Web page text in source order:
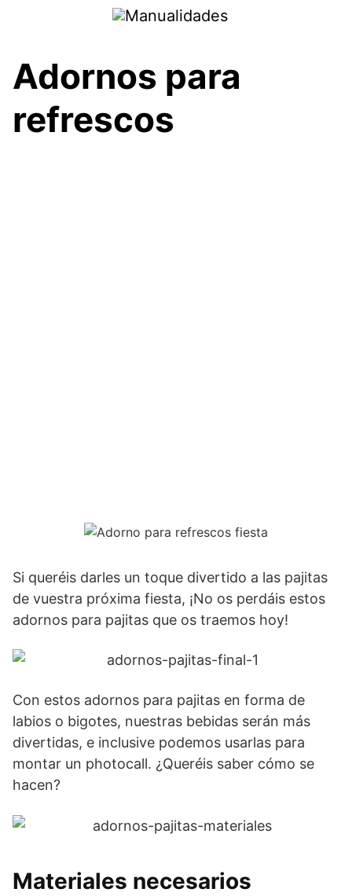
Adornos para
refrescos
Si queréis darles un toque divertido a las pajitas
de vuestra próxima fiesta, ¡No os perdáis estos
adornos para pajitas que os traemos hoy!
Con estos adornos para pajitas en forma de
labios o bigotes, nuestras bebidas serán más
divertidas, e inclusive podemos usarlas para
montar un photocall. ¿Queréis saber cómo se
hacen?
Materiales necesarios